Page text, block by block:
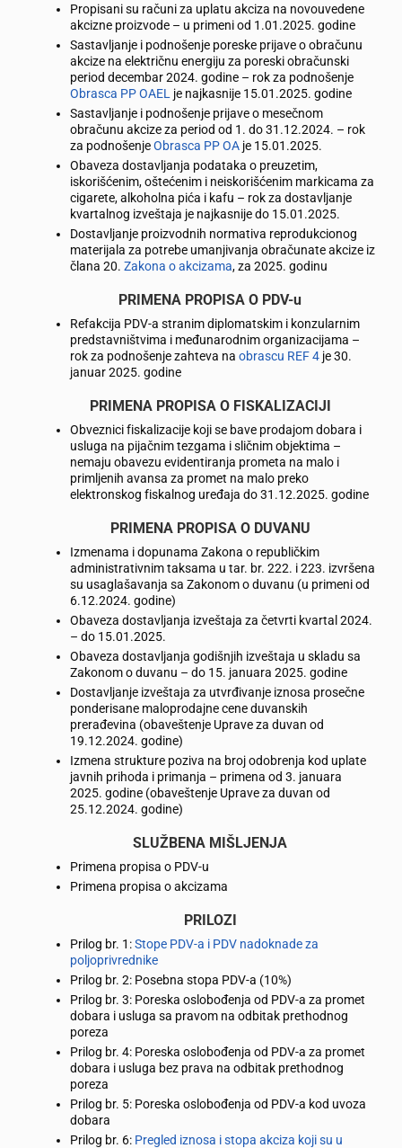
Propisani su računi za uplatu akciza na novouvedene
akcizne proizvode – u primeni od 1.01.2025. godine
Sastavljanje i podnošenje poreske prijave o obračunu
akcize na električnu energiju za poreski obračunski
period decembar 2024. godine – rok za podnošenje
Obrasca PP OAEL je najkasnije 15.01.2025. godine
Sastavljanje i podnošenje prijave o mesečnom
obračunu akcize za period od 1. do 31.12.2024. – rok
za podnošenjeObrasca PP OA je 15.01.2025.
Obaveza dostavljanja podataka o preuzetim,
iskorišćenim, oštećenim i neiskorišćenim markicama za
cigarete, alkoholna pića i kafu – rok za dostavljanje
kvartalnog izveštaja je najkasnije do 15.01.2025.
Dostavljanje proizvodnih normativa reprodukcionog
materijala za potrebe umanjivanja obračunate akcize iz
člana 20. Zakona o akcizama, za 2025. godinu
PRIMENA PROPISA O PDV-u
Refakcija PDV-a stranim diplomatskim i konzularnim
predstavništvima i međunarodnim organizacijama –
rok za podnošenje zahteva na obrascu REF 4 je 30.
januar 2025. godine
PRIMENA PROPISA O FISKALIZACIJI
Obveznici fiskalizacije koji se bave prodajom dobara i
usluga na pijačnim tezgama i sličnim objektima –
nemaju obavezu evidentiranja prometa na malo i
primljenih avansa za promet na malo preko
elektronskog fiskalnog uređaja do 31.12.2025. godine
PRIMENA PROPISA O DUVANU
Izmenama i dopunama Zakona o republičkim
administrativnim taksama u tar. br. 222. i 223. izvršena
su usaglašavanja sa Zakonom o duvanu (u primeni od
6.12.2024. godine)
Obaveza dostavljanja izveštaja za četvrti kvartal 2024.
– do 15.01.2025.
Obaveza dostavljanja godišnjih izveštaja u skladu sa
Zakonom o duvanu – do 15. januara 2025. godine
Dostavljanje izveštaja za utvrđivanje iznosa prosečne
ponderisane maloprodajne cene duvanskih
prerađevina (obaveštenje Uprave za duvan od
19.12.2024. godine)
Izmena strukture poziva na broj odobrenja kod uplate
javnih prihoda i primanja – primena od 3. januara
2025. godine (obaveštenje Uprave za duvan od
25.12.2024. godine)
SLUŽBENA MIŠLJENJA
Primena propisa o PDV-u
Primena propisa o akcizama
PRILOZI
Prilog br. 1:Stope PDV-a i PDV nadoknade za
poljoprivrednike
Prilog br. 2: Posebna stopa PDV-a (10%)
Prilog br. 3: Poreska oslobođenja od PDV-a za promet
dobara i usluga sa pravom na odbitak prethodnog
poreza
Prilog br. 4: Poreska oslobođenja od PDV-a za promet
dobara i usluga bez prava na odbitak prethodnog
poreza
Prilog br. 5: Poreska oslobođenja od PDV-a kod uvoza
dobara
Prilog br. 6: Pregled iznosa i stopa akciza koji su u